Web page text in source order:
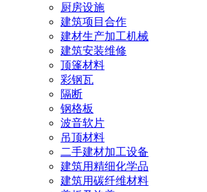
厨房设施
建筑项目合作
建材生产加工机械
建筑安装维修
顶篷材料
彩钢瓦
隔断
钢格板
波音软片
吊顶材料
二手建材加工设备
建筑用精细化学品
建筑用碳纤维材料